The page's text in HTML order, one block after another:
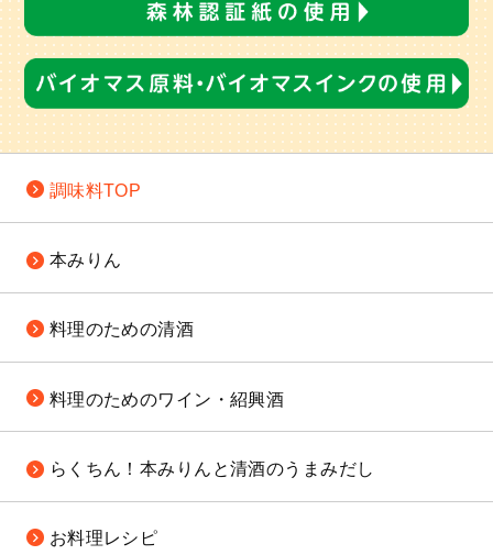
調味料TOP
本みりん
料理のための清酒
料理のためのワイン・紹興酒
らくちん！ 本みりんと清酒のうまみだし
お料理レシピ